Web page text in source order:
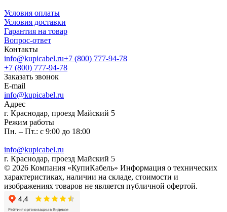
Условия оплаты
Условия доставки
Гарантия на товар
Вопрос-ответ
Контакты
info@kupicabel.ru+7 (800) 777-94-78
+7 (800) 777-94-78
Заказать звонок
E-mail
info@kupicabel.ru
Адрес
г. Краснодар, проезд Майский 5
Режим работы
Пн. – Пт.: с 9:00 до 18:00
info@kupicabel.ru
г. Краснодар, проезд Майский 5
© 2026 Компания «КупиКабель» Информация о технических
характеристиках, наличии на складе, стоимости и
изображениях товаров не является публичной офертой.